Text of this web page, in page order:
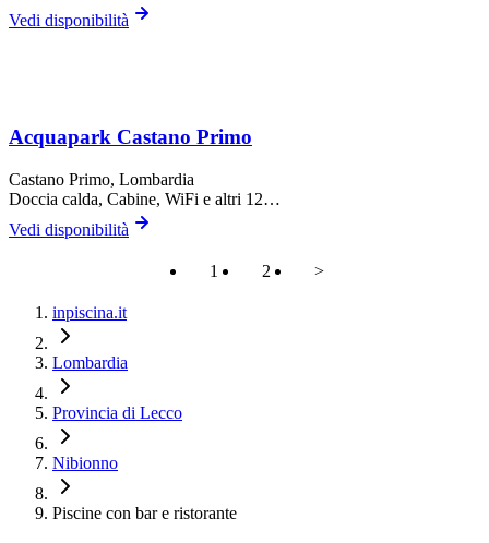
Vedi disponibilità
Acquapark Castano Primo
Castano Primo, Lombardia
Doccia calda, Cabine, WiFi e altri 12…
Vedi disponibilità
1 2 >
inpiscina.it
Lombardia
Provincia di Lecco
Nibionno
Piscine con bar e ristorante